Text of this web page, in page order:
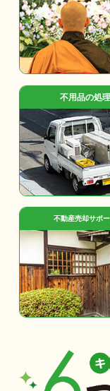
不用品の処理
不動産売却サポー